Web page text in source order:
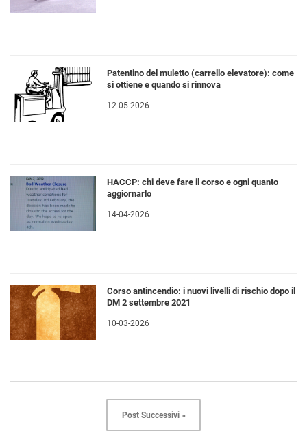
Patentino del muletto (carrello elevatore): come
si ottiene e quando si rinnova
12-05-2026
HACCP: chi deve fare il corso e ogni quanto
aggiornarlo
14-04-2026
Corso antincendio: i nuovi livelli di rischio dopo il
DM 2 settembre 2021
10-03-2026
Post Successivi »